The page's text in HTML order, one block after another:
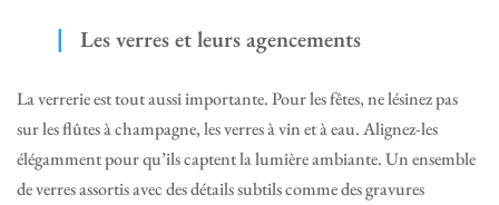
Les verres et leurs agencements
La verrerie est tout aussi importante. Pour les fêtes, ne lésinez pas
sur les flûtes à champagne, les verres à vin et à eau. Alignez-les
élégamment pour qu’ils captent la lumière ambiante. Un ensemble
de verres assortis avec des détails subtils comme des gravures